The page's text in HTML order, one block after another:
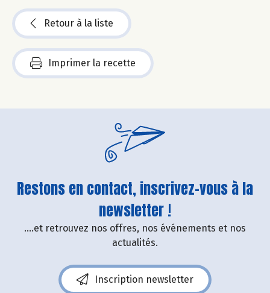
Retour à la liste
Imprimer la recette
Restons en contact, inscrivez-vous à la
newsletter !
....et retrouvez nos offres, nos événements et nos
actualités.
Inscription newsletter